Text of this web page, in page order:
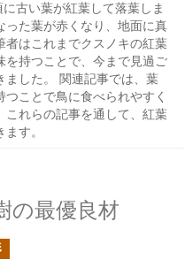
古い葉が紅葉して落葉しま
った葉が赤くなり、地面に真
者はこれまでクスノキの紅葉
を持つことで、今まで見過ご
ました。 関連記事では、葉
ことで鳥に食べられやすく
これらの記事を通して、紅葉
す。
の最優良材